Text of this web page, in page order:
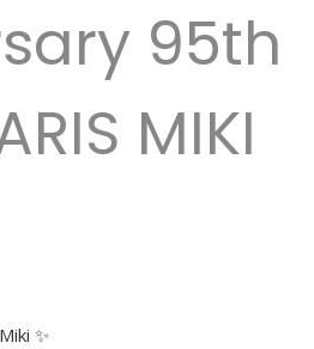
95th
MIKI
✨